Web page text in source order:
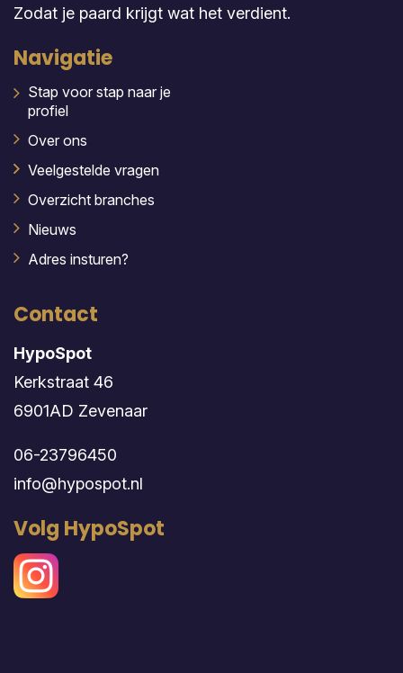
Zodat je paard krijgt wat het verdient.
Navigatie
Stap voor stap naar je
profiel
Over ons
Veelgestelde vragen
Overzicht branches
Nieuws
Adres insturen?
Contact
HypoSpot
Kerkstraat 46
6901AD Zevenaar
06-23796450
info@hypospot.nl
Volg HypoSpot